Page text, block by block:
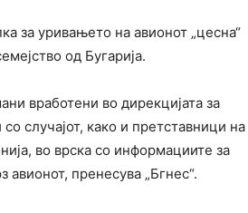
за уривањето на авионот „цесна“
од Бугарија.
вработени во дирекцијата за
случајот, како и претставници на
во врска со информациите за
авионот, пренесува „Бгнес“.